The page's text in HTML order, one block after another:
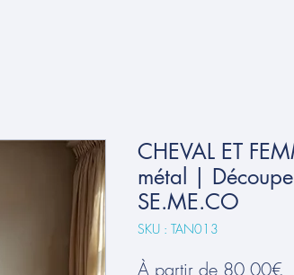
CHEVAL ET
métal |
SE.ME.CO
SKU : TAN013
À partir de 80,00€